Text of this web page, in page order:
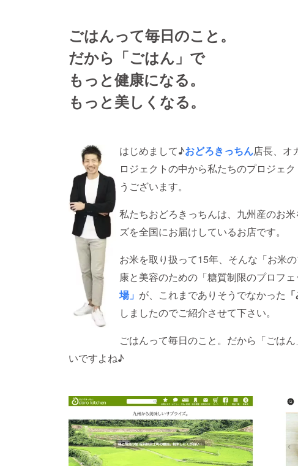
ごはんって毎日のこと。
だから「ごはん」で
もっと健康になる。
もっと美しくなる。
はじめまして♪おどろきっちん店長、オ
ロジェクトの中から私たちのプロジェ
うございます。
私たちおどろきっちんは、九州産のお
ズを全国にお届けしているお店です。
お米を取り扱って15年、そんな「お米
康と美容のための「糖質制限のプロフ
場」 が、これまでありそうでなかった
しましたのでご紹介させて下さい。
ごはんって毎日のこと。だから「ごは
いですよね♪